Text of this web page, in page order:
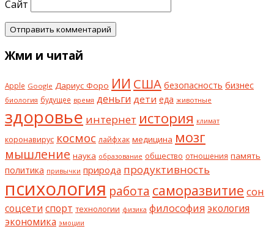
Сайт
Жми и читай
Apple Google Дариус Форо ИИ США безопасность бизнес
биология будущее время деньги дети еда животные
здоровье интернет история климат
коронавирус космос лайфхак медицина мозг
мышление наука образование общество отношения память
политика привычки природа продуктивность
психология работа саморазвитие сон
соцсети спорт технологии физика философия экология
экономика эмоции